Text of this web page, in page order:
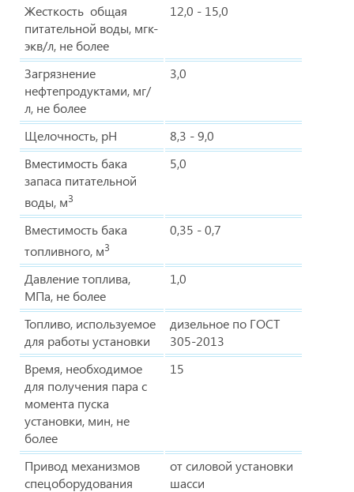
Жесткость общая
питательной воды, мгк-
экв/л, не более
12,0 - 15,0
Загрязнение
нефтепродуктами, мг/
л, не более
3,0
Щелочность, рН
8,3 - 9,0
Вместимость бака
запаса питательной
воды, м3
5,0
Вместимость бака
топливного, м3
0,35 - 0,7
Давление топлива,
МПа, не более
1,0
Топливо, используемое
для работы установки
дизельное по ГОСТ
305-2013
Время, необходимое
для получения пара с
момента пуска
установки, мин, не
более
15
Привод механизмов
спецоборудования
от силовой установки
шасси